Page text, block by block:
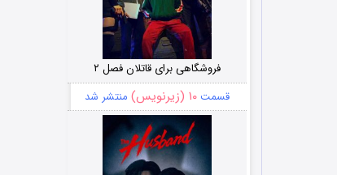
فروشگاهی برای قاتلان فصل ۲
قسمت۱۰ (زیرنویس) منتشر شد